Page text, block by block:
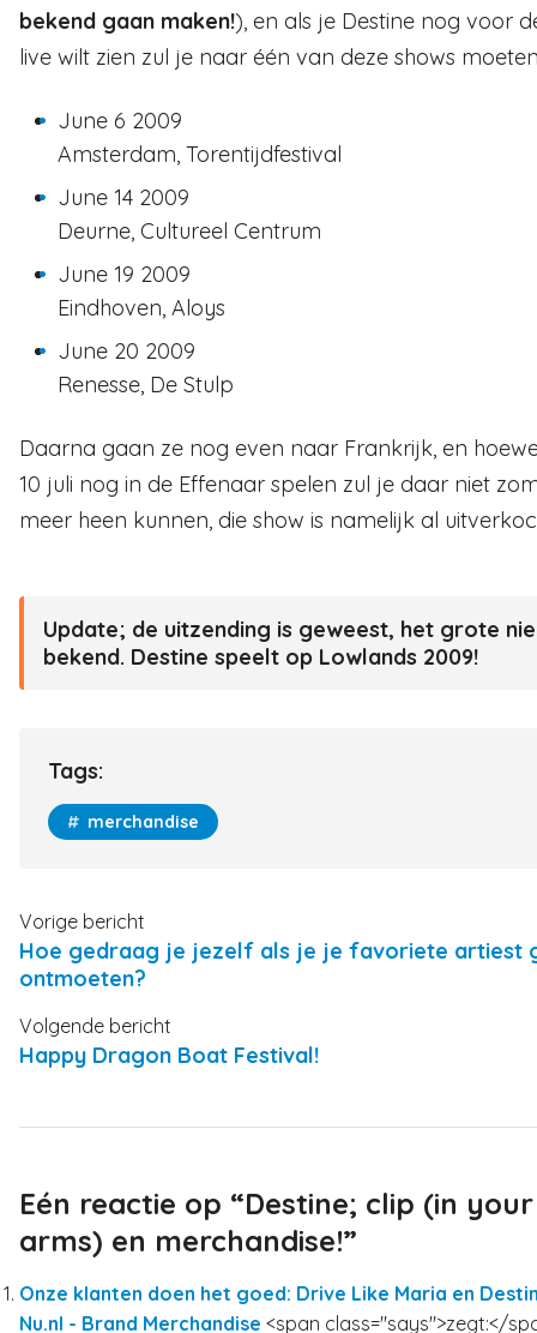
bekend gaan maken!), en als je Destine nog voor
live wilt zien zul je naar één van deze shows
June 6 2009
Amsterdam, Torentijdfestival
June 14 2009
Deurne, Cultureel Centrum
June 19 2009
Eindhoven, Aloys
June 20 2009
Renesse, De Stulp
Daarna gaan ze nog even naar Frankrijk, en
10 juli nog in de Effenaar spelen zul je daar niet
meer heen kunnen, die show is namelijk al
Update; de uitzending is geweest, het grote
bekend. Destine speelt op Lowlands 2009!
Tags:
merchandise
Vorige bericht
Hoe gedraag je jezelf als je je favoriete artiest
ontmoeten?
Volgende bericht
Happy Dragon Boat Festival!
Eén reactie op “Destine; clip (in your
arms) en merchandise!”
Onze klanten doen het goed: Drive Like Maria en
Nu.nl - Brand Merchandise <span class="says">zegt:</